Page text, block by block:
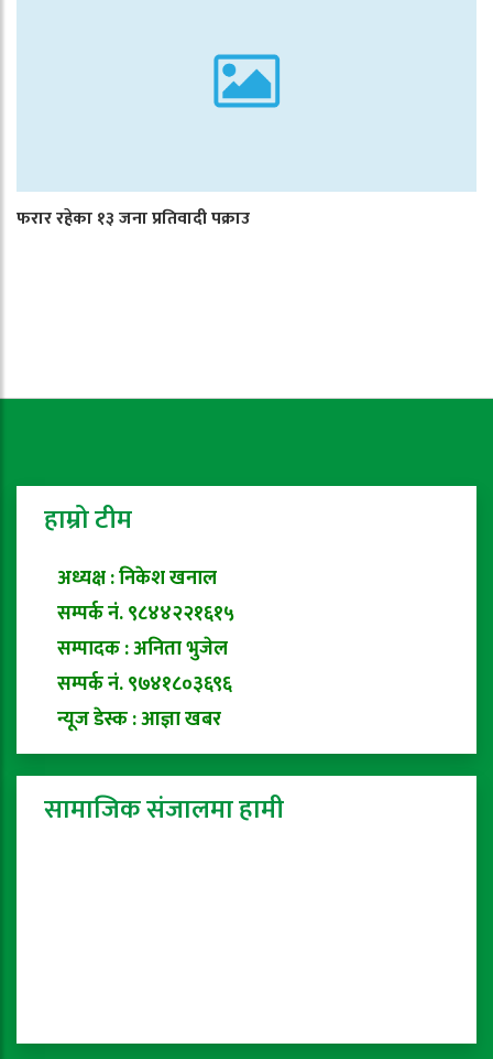
फरार रहेका १३ जना प्रतिवादी पक्राउ
हाम्रो टीम
अध्यक्ष : निकेश खनाल
सम्पर्क नं. ९८४४२२१६१५
सम्पादक : अनिता भुजेल
सम्पर्क नं. ९७४१८०३६९६
न्यूज डेस्क : आज्ञा खबर
सामाजिक संजालमा हामी